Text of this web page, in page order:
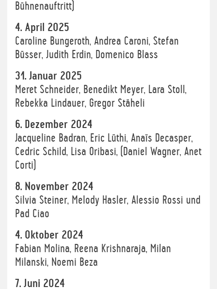
Bühnenauftritt)
4. April 2025
Caroline Bungeroth, Andrea Caroni, Stefan
Büsser, Judith Erdin, Domenico Blass
31. Januar 2025
Meret Schneider, Benedikt Meyer, Lara Stoll,
Rebekka Lindauer, Gregor Stäheli
6. Dezember 2024
Jacqueline Badran, Eric Lüthi, Anaïs Decasper,
Cedric Schild, Lisa Oribasi, (Daniel Wagner, Anet
Corti)
8. November 2024
Silvia Steiner, Melody Hasler, Alessio Rossi und
Pad Ciao
4. Oktober 2024
Fabian Molina, Reena Krishnaraja, Milan
Milanski, Noemi Beza
7. Juni 2024